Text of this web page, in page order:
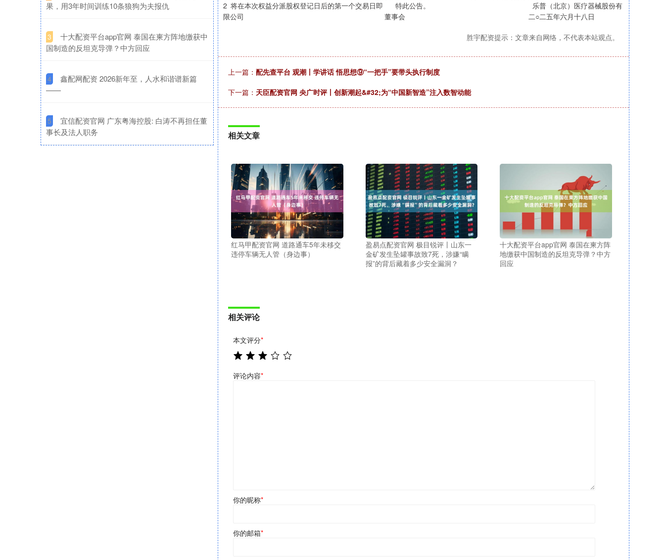
2 将在本次权益分派股权登记日后的第一个交易日即 特此公告。 乐普（北京）医疗器械股份有
限公司 董事会 二○二五年六月十八日
胜宇配资提示：文章来自网络，不代表本站观点。
上一篇： 配先查平台 观潮丨学讲话 悟思想⑨“一把手”要带头执行制度
下一篇： 天臣配资官网 央广时评丨创新潮起&#32;为“中国新智造”注入数智动能
相关文章
红马甲配资官网 道路通车5年未移交
违停车辆无人管（身边事）
盈易点配资官网 极目锐评丨山东一
金矿发生坠罐事故致7死，涉嫌“瞒
报”的背后藏着多少安全漏洞？
十大配资平台app官网 泰国在柬方阵
地缴获中国制造的反坦克导弹？中方
回应
相关评论
本文评分*
评论内容*
你的昵称*
你的邮箱*
果，用3年时间训练10条狼狗为夫报仇
3
​十大配资平台app官网 泰国在柬方阵地缴获中
国制造的反坦克导弹？中方回应
4
​鑫配网配资 2026新年至，人水和谐谱新篇
——
5
​宜信配资官网 广东粤海控股: 白涛不再担任董
事长及法人职务